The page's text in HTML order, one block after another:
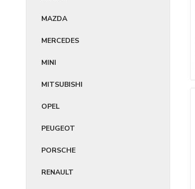
MAZDA
MERCEDES
MINI
MITSUBISHI
OPEL
PEUGEOT
PORSCHE
RENAULT